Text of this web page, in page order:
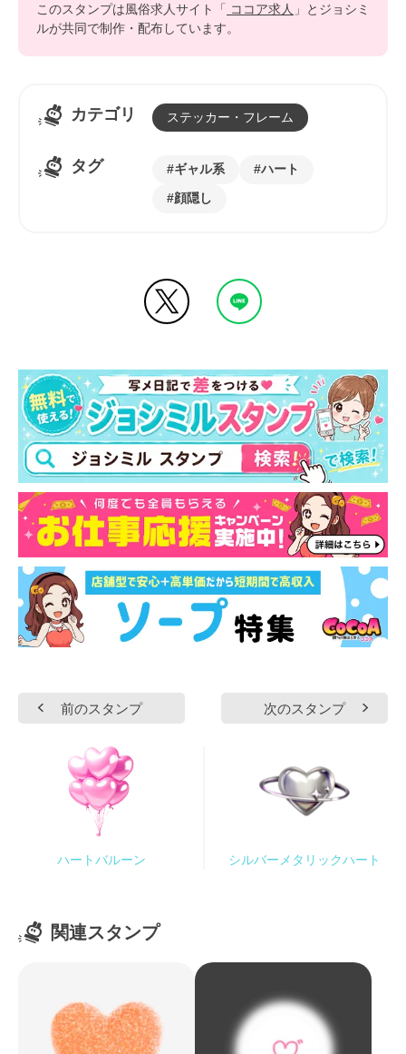
このスタンプは風俗求人サイト「 ココア求人 」とジョシミ
ルが共同で制作・配布しています。
カテゴリ ステッカー・フレーム
タグ ギャル系
ハート
顔隠し
前のスタンプ
ハートバルーン
次のスタンプ
シルバーメタリックハート
関連スタンプ